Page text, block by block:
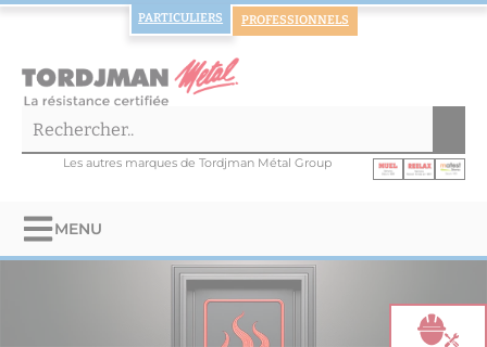
PARTICULIERS PROFESSIONNELS
Les autres marques de Tordjman Métal Group
MENU